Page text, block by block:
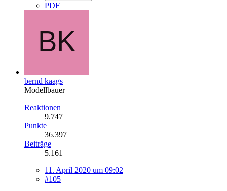
PDF
bernd kaags
Modellbauer
Reaktionen
9.747
Punkte
36.397
Beiträge
5.161
11. April 2020 um 09:02
#105